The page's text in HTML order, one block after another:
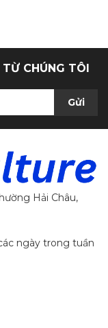
CHÚNG TÔI
Gửi
Hải Châu,
ngày trong tuần